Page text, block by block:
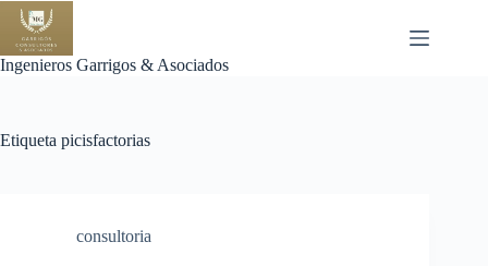
Saltar
contenido
Ingenieros Garrigos & Asociados
Etiqueta picisfactorias
consultoria